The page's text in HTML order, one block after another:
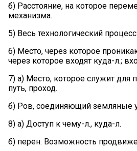
б) Расстояние, на которое
механизма.
5) Весь технологический процесс.
6) Место, через которое
через которое входят куда-л.;
7) а) Место, которое служит для
путь, проход.
б) Ров, соединяющий земляные
8) а) Доступ к чему-л., куда-л.
б) перен. Возможность